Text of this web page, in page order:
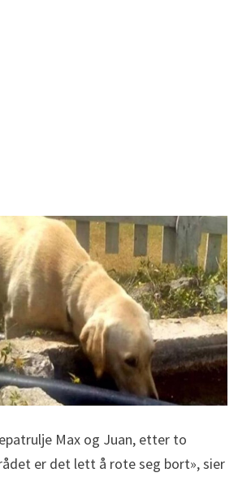
Max og Juan, etter to
er det lett å rote seg bort», sier